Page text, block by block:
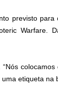
previsto para
Warfare.
etiqueta na